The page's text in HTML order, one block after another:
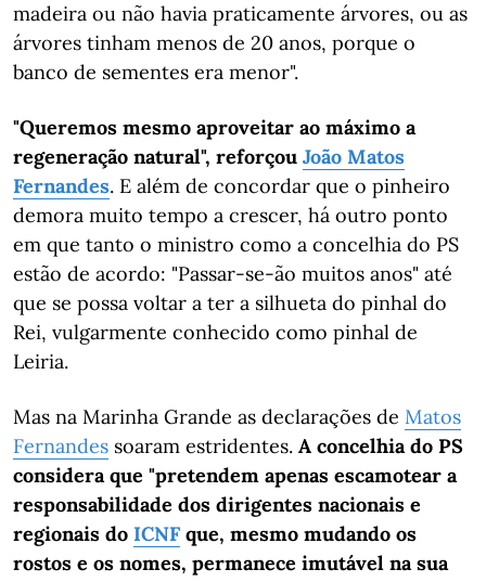
madeira ou não havia praticamente árvores, ou as
árvores tinham menos de 20 anos, porque o
banco de sementes era menor".
"Queremos mesmo aproveitar ao máximo a
regeneração natural", reforçou João Matos
Fernandes. E além de concordar que o pinheiro
demora muito tempo a crescer, há outro ponto
em que tanto o ministro como a concelhia do PS
estão de acordo: "Passar-se-ão muitos anos" até
que se possa voltar a ter a silhueta do pinhal do
Rei, vulgarmente conhecido como pinhal de
Leiria.
Mas na Marinha Grande as declarações de Matos
Fernandes soaram estridentes. A concelhia do PS
considera que "pretendem apenas escamotear a
responsabilidade dos dirigentes nacionais e
regionais do ICNF que, mesmo mudando os
rostos e os nomes, permanece imutável na sua